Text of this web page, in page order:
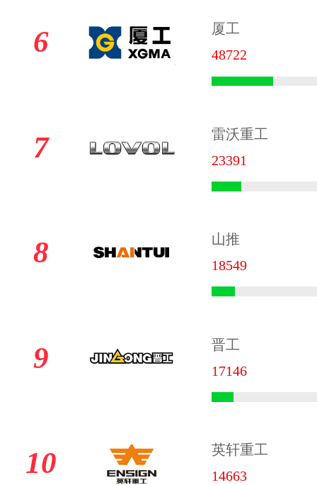
6
厦工
48722
7
雷沃重工
23391
8
山推
18549
9
晋工
17146
10
英轩重工
14663